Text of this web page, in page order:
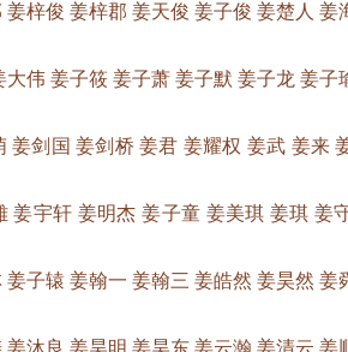
梓俊 姜梓郡 姜天俊 姜子俊 姜楚人 姜
伟 姜子筱 姜子萧 姜子默 姜子龙 姜子
姜剑国 姜剑桥 姜君 姜耀权 姜武 姜来
姜宇轩 姜明杰 姜子童 姜美琪 姜琪 姜
子辕 姜翰一 姜翰三 姜皓然 姜昊然 姜
沐良 姜昊明 姜昊东 姜云瀚 姜清云 姜